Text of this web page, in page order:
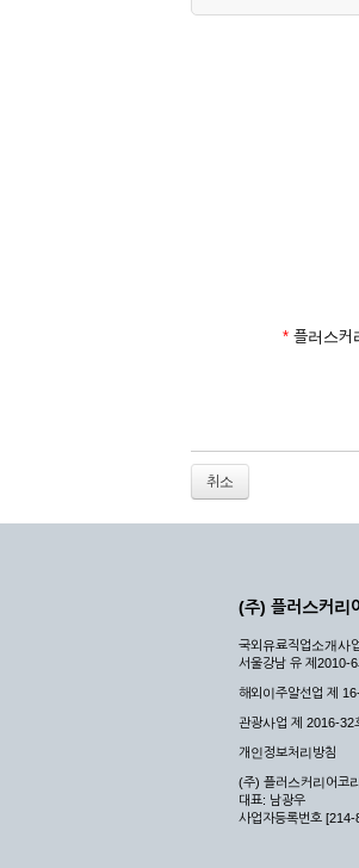
제3조 (약관의 외
이 약관에 명시되
① 서비스 이용계
② 회원가입시 입
③ 회사는 아래의
2. 개인정보를 허
8. 기타 회사가 정
② 시스템 점검, 교
③ 기타 회사는 서
④ 회사는 제 2항
제3장 권리 및 의
제6조 (회사의 의
① 회사는 특별한
② 회사는 이용자
* 플러스커
취소
(주) 플러스커리
국외유료직업소개사
서울강남 유 제2010-
해외이주알선업 제
관광사업 제 2016-32
개인정보처리방침
(주) 플러스커리어코
대표: 남광우
사업자등록번호